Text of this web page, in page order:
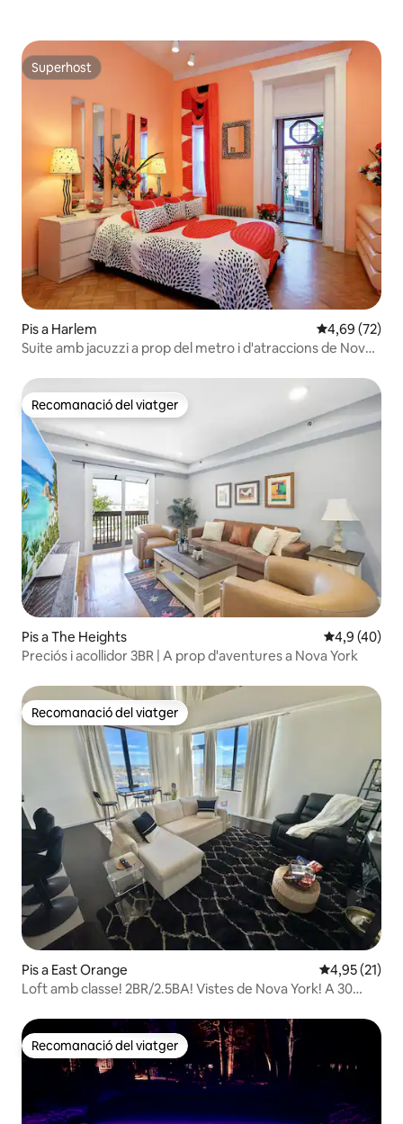
Superhost
Superhost
Pis a Harlem 4,69 de
4,69 (72)
Suite amb jacuzzi a prop del metro i d'atraccions de Nova
Recomanació del viatger
Recomanació del viatger
Pis a The Heights 4,9 de
4,9 (40)
Preciós i acollidor 3BR | A prop d'aventures a Nova York
Recomanació del viatger
Recomanació del viatger
Pis a East Orange 4,95 de
4,95 (21)
Loft amb classe! 2BR/2.5BA! Vistes de Nova York! A 30
Recomanació del viatger
Recomanació del viatger